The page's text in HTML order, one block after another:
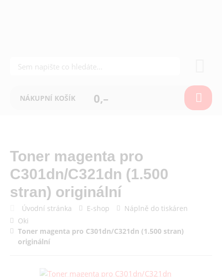
NÁKUPNÍ KOŠÍK 0,–
Toner magenta pro
C301dn/C321dn (1.500
stran) originální
Úvodní stránka E-shop
Náplně do tiskáren
Oki
Toner magenta pro C301dn/C321dn (1.500 stran)
originální